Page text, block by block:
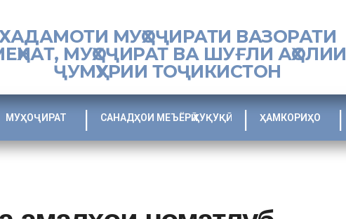
МУҲОҶИРАТИ ВАЗОРАТИ
МУҲОҶИРАТ ВА ШУҒЛИ АҲОЛИИ
ҶУМҲУРИИ ТОҶИКИСТОН
МУҲОҶИРАТ САНАДҲОИ МЕЪЁРӢ ҲУҚУҚӢ ҲАМКОРИҲО